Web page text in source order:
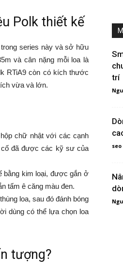
Polk thiết kế
trong series này và sở hữu
và cân nặng mỗi loa là
RTiA9 còn có kích thước
vừa và lớn.
chữ nhật với các cạnh
cố đã được các kỹ sư của
bằng kim loại, được gắn ở
tấm ê căng màu đen.
loa, sau đó đánh bóng
dùng có thể lựa chọn loa
tượng?
trí
seo